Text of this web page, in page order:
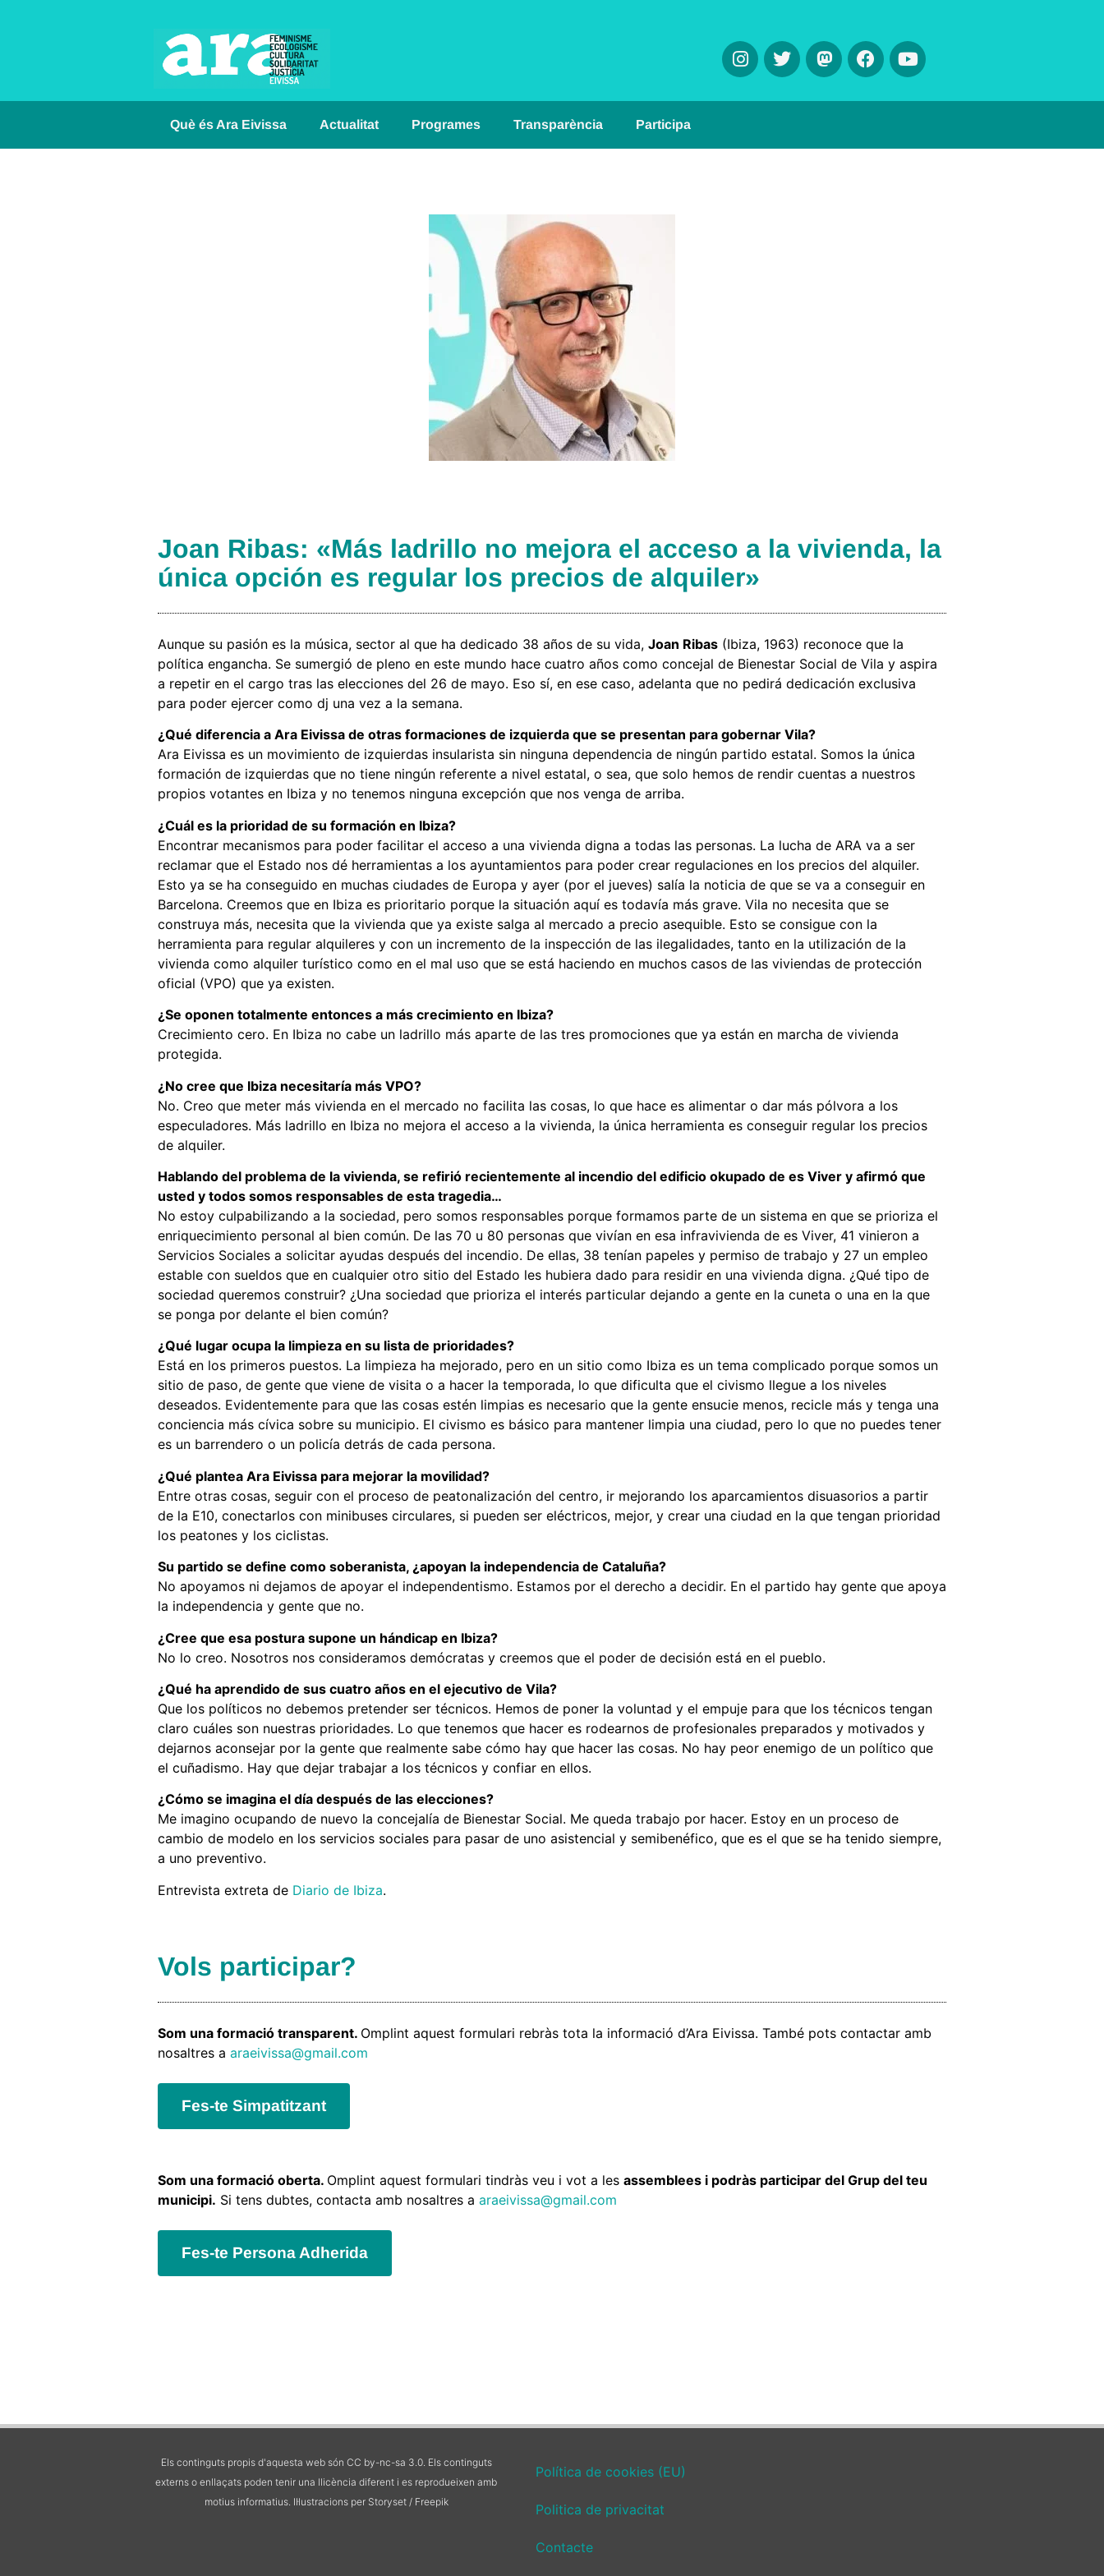
Què és Ara Eivissa Actualitat Programes Transparència Participa
Joan Ribas: «Más ladrillo no mejora el acceso a la vivienda, la
única opción es regular los precios de alquiler»
Aunque su pasión es la música, sector al que ha dedicado 38 años de su vida, Joan Ribas (Ibiza, 1963) reconoce que la
política engancha. Se sumergió de pleno en este mundo hace cuatro años como concejal de Bienestar Social de Vila y aspira
a repetir en el cargo tras las elecciones del 26 de mayo. Eso sí, en ese caso, adelanta que no pedirá dedicación exclusiva
para poder ejercer como dj una vez a la semana.
¿Qué diferencia a Ara Eivissa de otras formaciones de izquierda que se presentan para gobernar Vila?
Ara Eivissa es un movimiento de izquierdas insularista sin ninguna dependencia de ningún partido estatal. Somos la única
formación de izquierdas que no tiene ningún referente a nivel estatal, o sea, que solo hemos de rendir cuentas a nuestros
propios votantes en Ibiza y no tenemos ninguna excepción que nos venga de arriba.
¿Cuál es la prioridad de su formación en Ibiza?
Encontrar mecanismos para poder facilitar el acceso a una vivienda digna a todas las personas. La lucha de ARA va a ser
reclamar que el Estado nos dé herramientas a los ayuntamientos para poder crear regulaciones en los precios del alquiler.
Esto ya se ha conseguido en muchas ciudades de Europa y ayer (por el jueves) salía la noticia de que se va a conseguir en
Barcelona. Creemos que en Ibiza es prioritario porque la situación aquí es todavía más grave. Vila no necesita que se
construya más, necesita que la vivienda que ya existe salga al mercado a precio asequible. Esto se consigue con la
herramienta para regular alquileres y con un incremento de la inspección de las ilegalidades, tanto en la utilización de la
vivienda como alquiler turístico como en el mal uso que se está haciendo en muchos casos de las viviendas de protección
oficial (VPO) que ya existen.
¿Se oponen totalmente entonces a más crecimiento en Ibiza?
Crecimiento cero. En Ibiza no cabe un ladrillo más aparte de las tres promociones que ya están en marcha de vivienda
protegida.
¿No cree que Ibiza necesitaría más VPO?
No. Creo que meter más vivienda en el mercado no facilita las cosas, lo que hace es alimentar o dar más pólvora a los
especuladores. Más ladrillo en Ibiza no mejora el acceso a la vivienda, la única herramienta es conseguir regular los precios
de alquiler.
Hablando del problema de la vivienda, se refirió recientemente al incendio del edificio okupado de es Viver y afirmó que
usted y todos somos responsables de esta tragedia…
No estoy culpabilizando a la sociedad, pero somos responsables porque formamos parte de un sistema en que se prioriza el
enriquecimiento personal al bien común. De las 70 u 80 personas que vivían en esa infravivienda de es Viver, 41 vinieron a
Servicios Sociales a solicitar ayudas después del incendio. De ellas, 38 tenían papeles y permiso de trabajo y 27 un empleo
estable con sueldos que en cualquier otro sitio del Estado les hubiera dado para residir en una vivienda digna. ¿Qué tipo de
sociedad queremos construir? ¿Una sociedad que prioriza el interés particular dejando a gente en la cuneta o una en la que
se ponga por delante el bien común?
¿Qué lugar ocupa la limpieza en su lista de prioridades?
Está en los primeros puestos. La limpieza ha mejorado, pero en un sitio como Ibiza es un tema complicado porque somos un
sitio de paso, de gente que viene de visita o a hacer la temporada, lo que dificulta que el civismo llegue a los niveles
deseados. Evidentemente para que las cosas estén limpias es necesario que la gente ensucie menos, recicle más y tenga una
conciencia más cívica sobre su municipio. El civismo es básico para mantener limpia una ciudad, pero lo que no puedes tener
es un barrendero o un policía detrás de cada persona.
¿Qué plantea Ara Eivissa para mejorar la movilidad?
Entre otras cosas, seguir con el proceso de peatonalización del centro, ir mejorando los aparcamientos disuasorios a partir
de la E10, conectarlos con minibuses circulares, si pueden ser eléctricos, mejor, y crear una ciudad en la que tengan prioridad
los peatones y los ciclistas.
Su partido se define como soberanista, ¿apoyan la independencia de Cataluña?
No apoyamos ni dejamos de apoyar el independentismo. Estamos por el derecho a decidir. En el partido hay gente que apoya
la independencia y gente que no.
¿Cree que esa postura supone un hándicap en Ibiza?
No lo creo. Nosotros nos consideramos demócratas y creemos que el poder de decisión está en el pueblo.
¿Qué ha aprendido de sus cuatro años en el ejecutivo de Vila?
Que los políticos no debemos pretender ser técnicos. Hemos de poner la voluntad y el empuje para que los técnicos tengan
claro cuáles son nuestras prioridades. Lo que tenemos que hacer es rodearnos de profesionales preparados y motivados y
dejarnos aconsejar por la gente que realmente sabe cómo hay que hacer las cosas. No hay peor enemigo de un político que
el cuñadismo. Hay que dejar trabajar a los técnicos y confiar en ellos.
¿Cómo se imagina el día después de las elecciones?
Me imagino ocupando de nuevo la concejalía de Bienestar Social. Me queda trabajo por hacer. Estoy en un proceso de
cambio de modelo en los servicios sociales para pasar de uno asistencial y semibenéfico, que es el que se ha tenido siempre,
a uno preventivo.
Entrevista extreta de Diario de Ibiza.
Vols participar?
Som una formació transparent. Omplint aquest formulari rebràs tota la informació d’Ara Eivissa. També pots contactar amb
nosaltres a araeivissa@gmail.com
Fes-te Simpatitzant
Som una formació oberta. Omplint aquest formulari tindràs veu i vot a les assemblees i podràs participar del Grup del teu
municipi. Si tens dubtes, contacta amb nosaltres a araeivissa@gmail.com
Fes-te Persona Adherida
Els continguts propis d'aquesta web són CC by-nc-sa 3.0. Els continguts
externs o enllaçats poden tenir una llicència diferent i es reprodueixen amb
motius informatius. Il·lustracions per Storyset / Freepik
Política de cookies (EU)
Politica de privacitat
Contacte